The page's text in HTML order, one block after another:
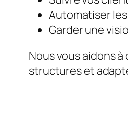
Automatiser
Garder une
Nous vous aidons
structures et